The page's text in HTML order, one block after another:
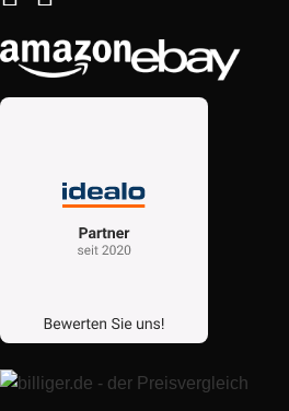
Bosch
Bosch WTW87561GB/04
WTW877W0FG/08
WTY877W0/01